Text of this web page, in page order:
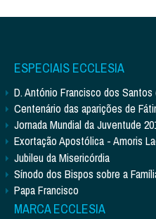
ESPECIAIS ECCLESIA
D. António Francisco dos Santos
Centenário das aparições de
Jornada Mundial da Juventude
Exortação Apostólica - Amoris
Jubileu da Misericórdia
Sínodo dos Bispos sobre a
Papa Francisco
MARCA ECCLESIA